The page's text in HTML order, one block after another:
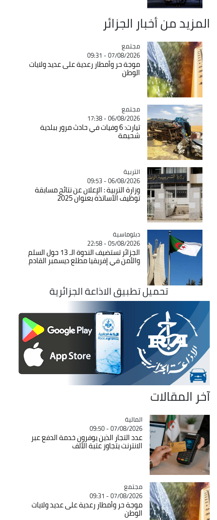
المزيد من أخبار الجزائر
Catégorie
مجتمع
07/08/2026 - 09:31
موجة حر وأمطار رعدية على عديد ولايات
الوطن
Catégorie
مجتمع
06/08/2026 - 17:38
تيارت: 6 وفيات في حادث مرور ببلدية
شحيمة
Catégorie
التربية
06/08/2026 - 09:53
وزارة التربية : الإعلان عن نتائج مسابقة
توظيف الأساتذة بعنوان 2025
Catégorie
دبلوماسية
05/08/2026 - 22:58
الجزائر تستضيف الندوة الـ 13 حول السلم
والأمن في إفريقيا مطلع ديسمبر القادم
تحميل تطبيق الاذاعة الجزائرية
آخر المقالات
Catégorie
المالية
07/08/2026 - 09:50
عدد التجار الذين يوفرون خدمة الدفع عبر
الانترنت يتجاوز عتبة الألف
Catégorie
مجتمع
07/08/2026 - 09:31
موجة حر وأمطار رعدية على عديد ولايات
الوطن